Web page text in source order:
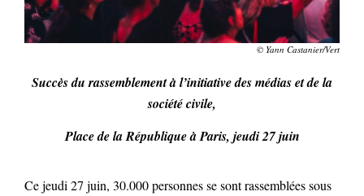
© Yann Castanier/Vert
Succès du rassemblement à l’initiative des médias et de la
société civile,
Place de la République à Paris, jeudi 27 juin
Ce jeudi 27 juin, 30.000 personnes se sont rassemblées sous